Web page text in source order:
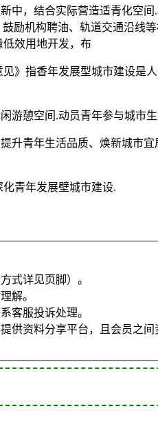
，结合实际营造适青化空
励机构聘油、轨道交通沿线
效用地开发，布
》指香年发展型城市建设是
游憩空间.动员青年参与城市
升青年生活品质、焕新城市
青年发展壁城市建设.
式详见页脚）。
解。
客服投诉处理。
资料分享平台，且会员之